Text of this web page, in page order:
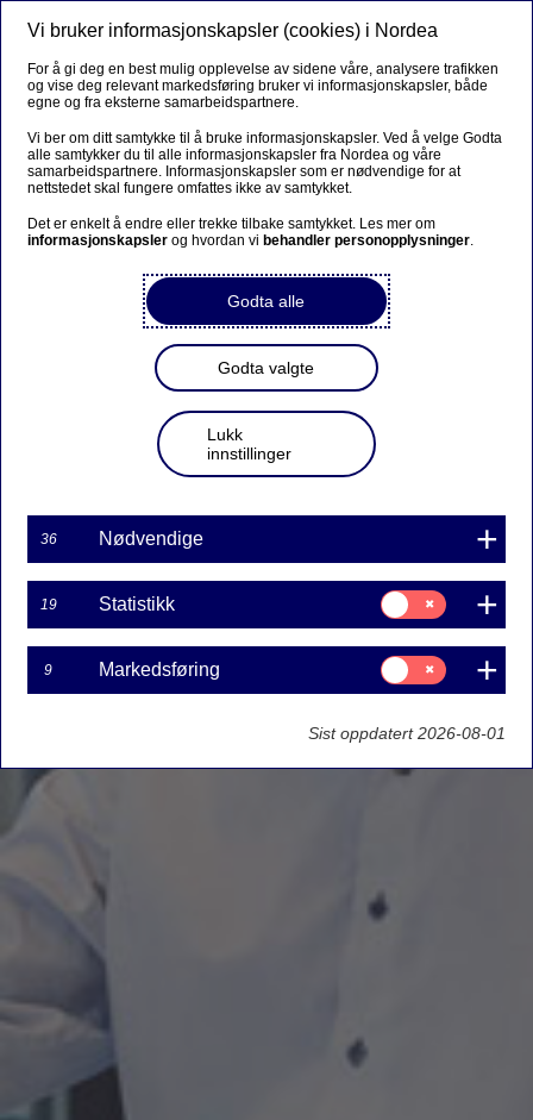
Vi bruker informasjonskapsler (cookies) i Nordea
For å gi deg en best mulig opplevelse av sidene våre, analysere trafikken
og vise deg relevant markedsføring bruker vi informasjonskapsler, både
egne og fra eksterne samarbeidspartnere.
Vi ber om ditt samtykke til å bruke informasjonskapsler. Ved å velge Godta
alle samtykker du til alle informasjonskapsler fra Nordea og våre
samarbeidspartnere. Informasjonskapsler som er nødvendige for at
nettstedet skal fungere omfattes ikke av samtykket.
Det er enkelt å endre eller trekke tilbake samtykket. Les mer om
informasjonskapsler og hvordan vi behandler personopplysninger.
Godta alle
Godta valgte
Lukk
innstillinger
36 Nødvendige
19 Statistikk
Samtykke
til:
Statistikk
9 Markedsføring
Samtykke
til:
Markedsføring
Sist oppdatert 2026-08-01